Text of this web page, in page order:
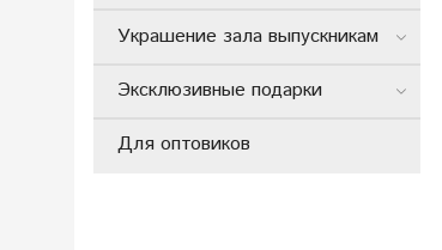
Украшение зала выпускникам
Эксклюзивные подарки
Для оптовиков